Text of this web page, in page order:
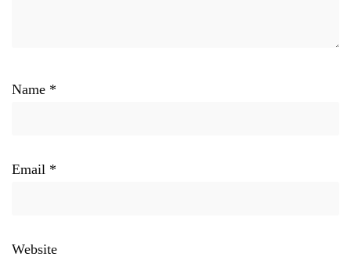
Name *
Email *
Website